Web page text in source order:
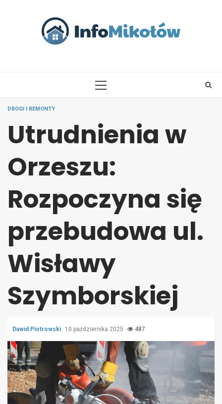
PRIMARY
DROGI I REMONTY
Utrudnienia w
Orzeszu:
Rozpoczyna się
przebudowa ul.
Wisławy
Szymborskiej
Dawid Piotrowski 10 października 2025 487